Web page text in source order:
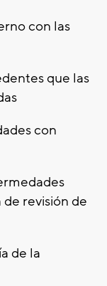
con las
que las
con
revisión de
de la